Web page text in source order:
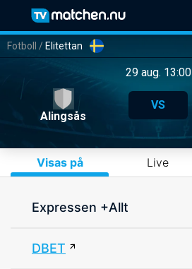
Fotboll / Elitettan
29 aug. 13:00
Alingsås
VS
Visas på Live
Expressen +Allt
DBET